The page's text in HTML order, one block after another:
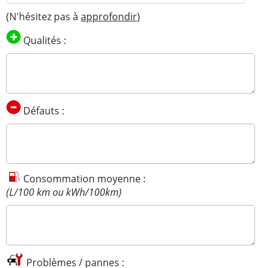
(N'hésitez pas à approfondir)
Qualités :
Défauts :
Consommation moyenne :
(L/100 km ou kWh/100km)
Problèmes / pannes :